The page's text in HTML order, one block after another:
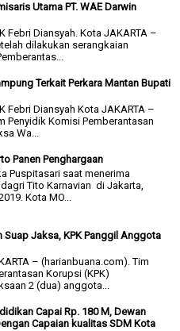
Utama PT. WAE Darwin
Febri Diansyah. Kota JAKARTA –
dilakukan serangkaian
Terkait Perkara Mantan Bupati
Febri Diansyah Kota JAKARTA –
Penyidik Komisi Pemberantasan
Wa...
Panen Penghargaan
Puspitasari saat menerima
Tito Karnavian di Jakarta,
Kota MO...
Suap Jaksa, KPK Panggil Anggota
– (harianbuana.com). Tim
Korupsi (KPK)
2 (dua) anggota...
Capai Rp. 180 M, Dewan
Capaian kualitas SDM Kota